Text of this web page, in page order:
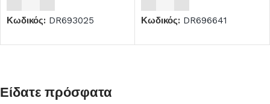
Κωδικός: DR693025 Κωδικός: DR696641
Είδατε πρόσφατα